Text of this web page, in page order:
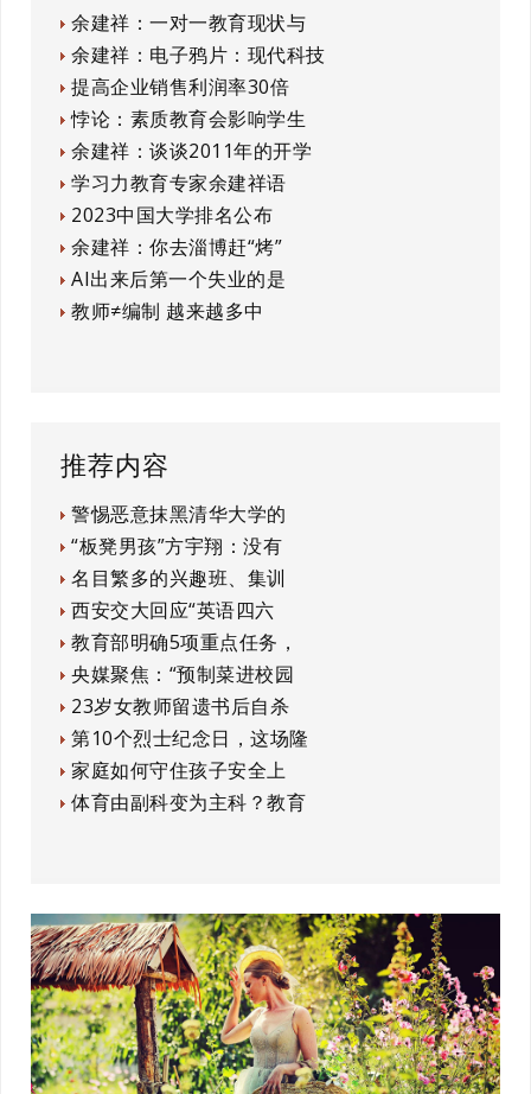
余建祥：一对一教育现状与
余建祥：电子鸦片：现代科技
提高企业销售利润率30倍
悖论：素质教育会影响学生
余建祥：谈谈2011年的开学
学习力教育专家余建祥语
2023中国大学排名公布
余建祥：你去淄博赶“烤”
AI出来后第一个失业的是
教师≠编制 越来越多中
推荐内容
警惕恶意抹黑清华大学的
“板凳男孩”方宇翔：没有
名目繁多的兴趣班、集训
西安交大回应“英语四六
教育部明确5项重点任务，
央媒聚焦：“预制菜进校园
23岁女教师留遗书后自杀
第10个烈士纪念日，这场隆
家庭如何守住孩子安全上
体育由副科变为主科？教育